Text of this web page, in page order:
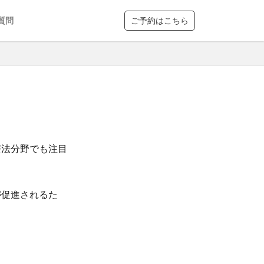
問 ご予約はこちら
分野でも注目
進されるた